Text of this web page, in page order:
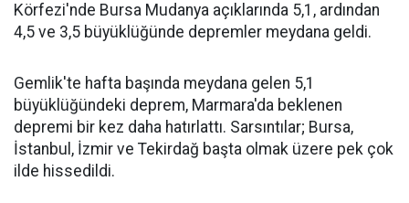
Körfezi'nde Bursa Mudanya açıklarında 5,1, ardından
4,5 ve 3,5 büyüklüğünde depremler meydana geldi.
Gemlik'te hafta başında meydana gelen 5,1
büyüklüğündeki deprem, Marmara'da beklenen
depremi bir kez daha hatırlattı. Sarsıntılar; Bursa,
İstanbul, İzmir ve Tekirdağ başta olmak üzere pek çok
ilde hissedildi.